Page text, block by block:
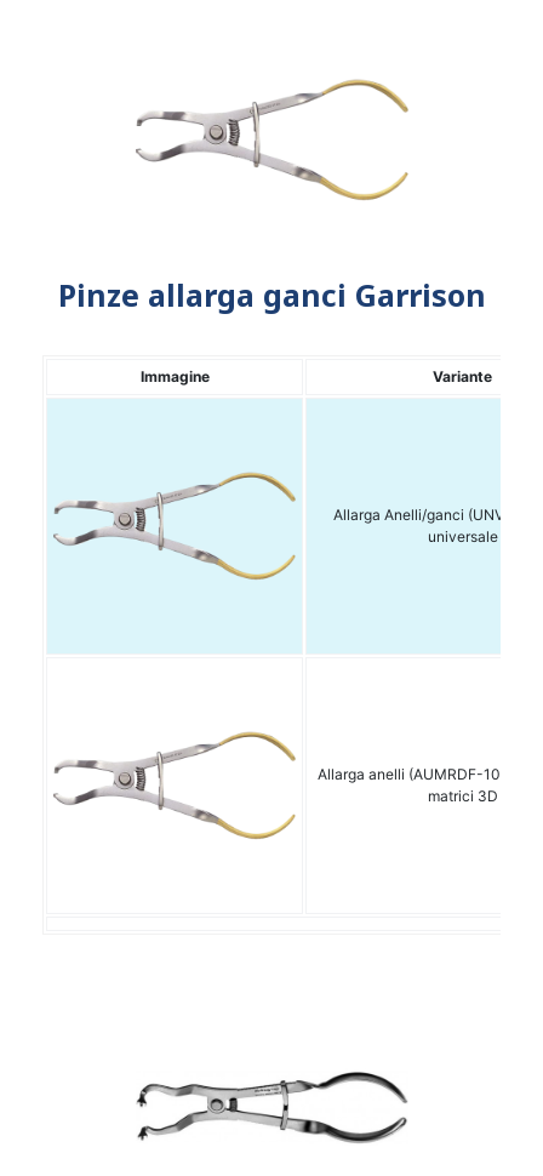
Pinze allarga ganci Garrison
Immagine Variante
Allarga Anelli/ganci (UNVF-
universale
Allarga anelli (AUMRDF-100)
matrici 3D